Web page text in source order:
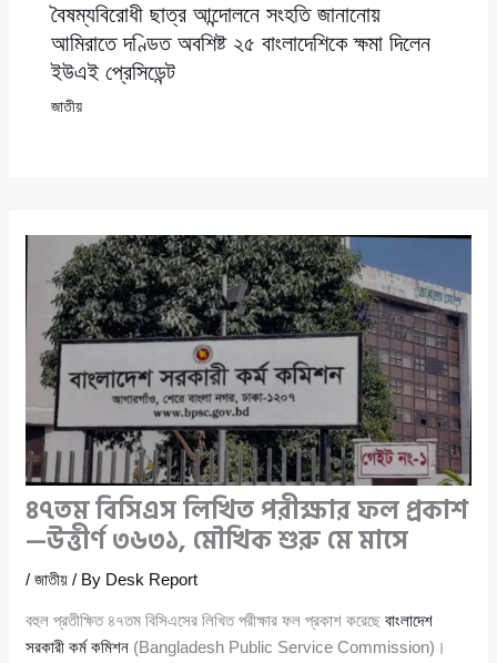
বৈষম্যবিরোধী ছাত্র আন্দোলনে সংহতি জানানোয়
আমিরাতে দণ্ডিত অবশিষ্ট ২৫ বাংলাদেশিকে ক্ষমা দিলেন
ইউএই প্রেসিডেন্ট
জাতীয়
৪৭তম বিসিএস লিখিত পরীক্ষার ফল প্রকাশ
—উত্তীর্ণ ৩৬৩১, মৌখিক শুরু মে মাসে
/জাতীয় / By Desk Report
বহুল প্রতীক্ষিত ৪৭তম বিসিএসের লিখিত পরীক্ষার ফল প্রকাশ করেছেবাংলাদেশ
সরকারী কর্ম কমিশন (Bangladesh Public Service Commission)।